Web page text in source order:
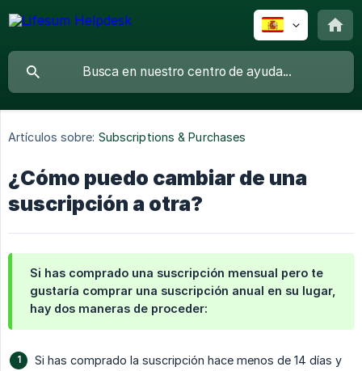
Artículos sobre: Subscriptions & Purchases
¿Cómo puedo cambiar de una
suscripción a otra?
Si has comprado una suscripción mensual pero te
gustaría comprar una suscripción anual en su lugar,
hay dos maneras de proceder:
Si has comprado la suscripción hace menos de 14 días y